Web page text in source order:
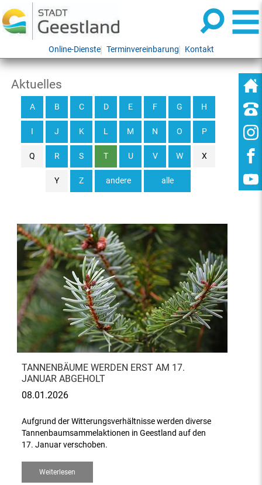
Online-Dienste Terminvereinbarung Kontakt
Aktuelles
alle
A B C D E F G H
I J K L M N O P
Q R S T U V W X
Y Z andere
TANNENBÄUME WERDEN ERST AM 17.
JANUAR ABGEHOLT
08.01.2026
Aufgrund der Witterungsverhältnisse werden diverse
Tannenbaumsammelaktionen in Geestland auf den
17. Januar verschoben.
Weiterlesen